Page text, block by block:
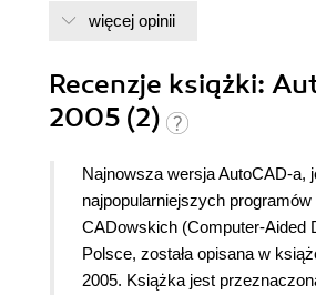
więcej opinii
Recenzje książki:
2005 (2)
Najnowsza wersja AutoCAD-a,
najpopularniejszych programów
CADowskich (Computer-Aided
Polsce, została opisana w
2005. Książka jest